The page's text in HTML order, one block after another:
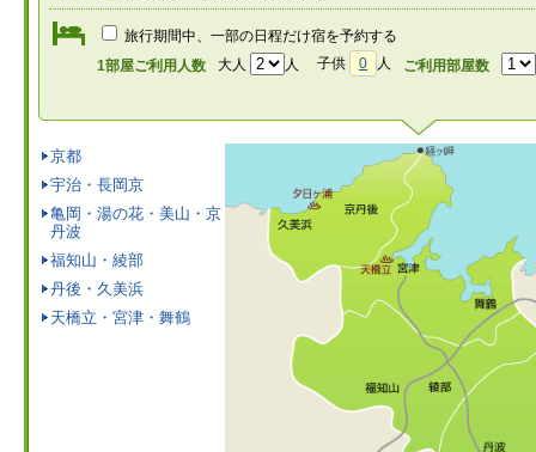
旅行期間中、一部の日程だけ宿を予約する
1部屋ご利用人数
大人 人 子供 0 人 ご利用部屋数
京都
宇治・長岡京
亀岡・湯の花・美山・京
丹波
福知山・綾部
丹後・久美浜
天橋立・宮津・舞鶴